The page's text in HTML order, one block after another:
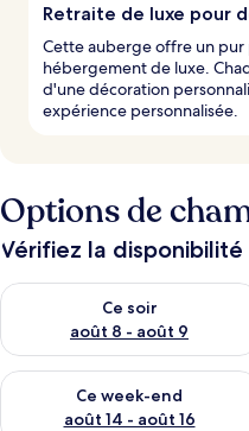
Retraite de luxe pour
Cette auberge offre un pur
hébergement de luxe.
d'une décoration
expérience personnalisée.
Options de
Vérifiez la
Ce soir
août 8 - août 9
Vérifier la disponibilité pour
Ce week-end
août 14 - août 16
Vérifier la disponibilité pour